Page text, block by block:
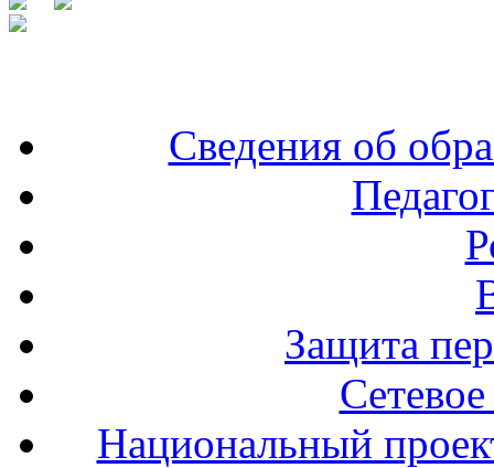
Сведения об
Защита
Национальный